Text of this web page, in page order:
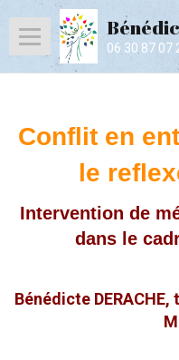
06 30 87 07
La famille, le couple et vous...
Du côté des professionnels ...
Conflit en
le
Intervention de
dans le
Bénédicte